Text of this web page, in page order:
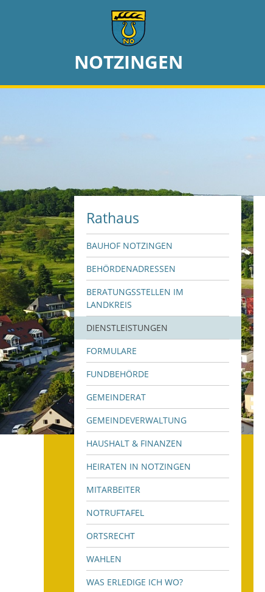
NOTZINGEN
Rathaus
BAUHOF NOTZINGEN
BEHÖRDENADRESSEN
BERATUNGSSTELLEN IM
LANDKREIS
DIENSTLEISTUNGEN
FORMULARE
FUNDBEHÖRDE
GEMEINDERAT
GEMEINDEVERWALTUNG
HAUSHALT & FINANZEN
HEIRATEN IN NOTZINGEN
MITARBEITER
NOTRUFTAFEL
ORTSRECHT
WAHLEN
WAS ERLEDIGE ICH WO?